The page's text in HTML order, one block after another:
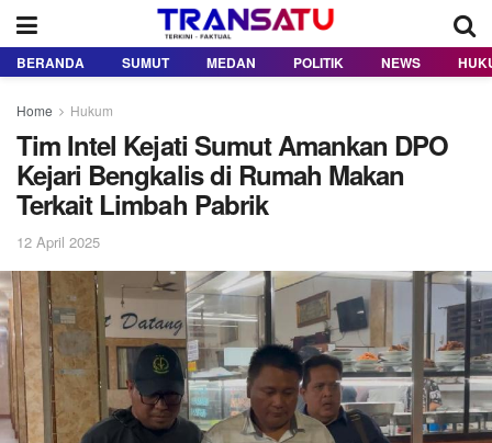
BERANDA SUMUT MEDAN POLITIK NEWS
Home Hukum
Tim Intel Kejati Sumut Amankan DPO
Kejari Bengkalis di Rumah Makan
Terkait Limbah Pabrik
12 April 2025